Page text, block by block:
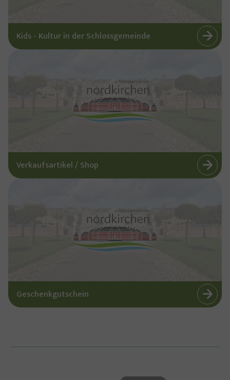
Kids - Kultur in der Schlossgemeinde
Verkaufsartikel / Shop
Geschenkgutschein